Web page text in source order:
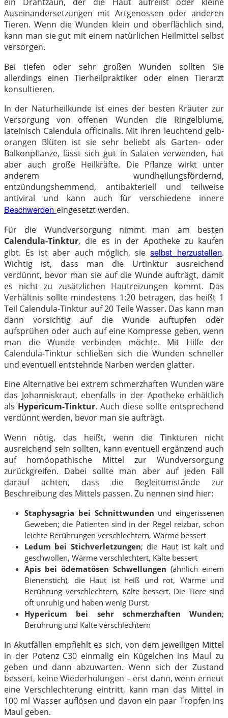
Auseinandersetzungen mit Artgenossen oder anderen
Tieren. Wenn die Wunden klein und oberflächlich sind,
kann man sie gut mit einem natürlichen Heilmittel selbst
versorgen.
Bei tiefen oder sehr großen Wunden sollten Sie
allerdings einen Tierheilpraktiker oder einen Tierarzt
konsultieren.
In der Naturheilkunde ist eines der besten Kräuter zur
Versorgung von offenen Wunden die Ringelblume,
lateinisch Calendula officinalis. Mit ihren leuchtend gelb-
orangen Blüten ist sie sehr beliebt als Garten- oder
Balkonpflanze, lässt sich gut in Salaten verwenden, hat
aber auch große Heilkräfte. Die Pflanze wirkt unter
anderem wundheilungsfördernd,
entzündungshemmend, antibakteriell und teilweise
antiviral und kann auch für verschiedene innere
Beschwerden eingesetzt werden.
Für die Wundversorgung nimmt man am besten
Calendula-Tinktur, die es in der Apotheke zu kaufen
gibt. Es ist aber auch möglich, sieselbst herzustellen.
Wichtig ist, dass man die Urtinktur ausreichend
verdünnt, bevor man sie auf die Wunde aufträgt, damit
es nicht zu zusätzlichen Hautreizungen kommt. Das
Verhältnis sollte mindestens 1:20 betragen, das heißt 1
Teil Calendula-Tinktur auf 20 Teile Wasser. Das kann man
dann vorsichtig auf die Wunde auftupfen oder
aufsprühen oder auch auf eine Kompresse geben, wenn
man die Wunde verbinden möchte. Mit Hilfe der
Calendula-Tinktur schließen sich die Wunden schneller
und eventuell entstehnde Narben werden glatter.
Eine Alternative bei extrem schmerzhaften Wunden wäre
das Johanniskraut, ebenfalls in der Apotheke erhältlich
als Hypericum-Tinktur. Auch diese sollte entsprechend
verdünnt werden, bevor man sie aufträgt.
Wenn nötig, das heißt, wenn die Tinkturen nicht
ausreichend sein sollten, kann eventuell ergänzend auch
auf homöopathische Mittel zur Wundversorgung
zurückgreifen. Dabei sollte man aber auf jeden Fall
darauf achten, dass die Begleitumstände zur
Beschreibung des Mittels passen. Zu nennen sind hier:
Staphysagria bei Schnittwunden und eingerissenen
Geweben; die Patienten sind in der Regel reizbar, schon
leichte Berührungen verschlechtern, Wärme bessert
Ledum bei Stichverletzungen; die Haut ist kalt und
geschwollen, Wärme verschlechtert, Kälte bessert
Apis bei ödematösen Schwellungen (ähnlich einem
Bienenstich), die Haut ist heiß und rot, Wärme und
Berührung verschlechtern, Kälte bessert. Die Tiere sind
oft unruhig und haben wenig Durst.
Hypericum bei sehr schmerzhaften Wunden;
Berührung und Kälte verschlechtern
In Akutfällen empfiehlt es sich, von dem jeweiligen Mittel
in der Potenz C30 einmalig ein Kügelchen ins Maul zu
geben und dann abzuwarten. Wenn sich der Zustand
bessert, keine Wiederholungen – erst dann, wenn erneut
eine Verschlechterung eintritt, kann man das Mittel in
100 ml Wasser auflösen und davon ein paar Tropfen ins
Maul geben.